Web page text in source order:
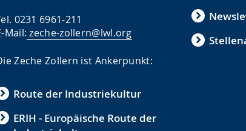
0231 6961-211
Mail: zeche-zollern@lwl.org
Zeche Zollern ist Ankerpunkt:
Route der Industriekultur
ERIH - Europäische Route der